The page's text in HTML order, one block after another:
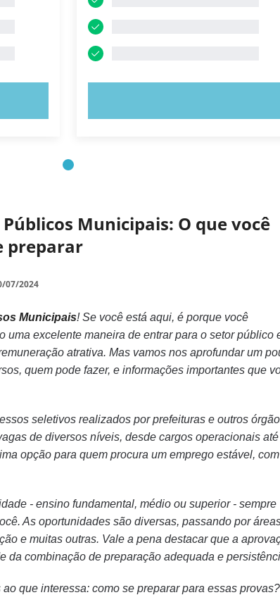
Municipais: O que você
preparar
07/2024
Municipais! Se você está aqui, é porque você
uma excelente maneira de entrar para o setor público
atrativa. Mas vamos nos aprofundar um
quem pode fazer, e informações importantes que
seletivos realizados por prefeituras e outros
de diversos níveis, desde cargos operacionais até
opção para quem procura um emprego estável, com
- ensino fundamental, médio ou superior - sempre
As oportunidades são diversas, passando por
e muitas outras. Vale a pena destacar que a
da combinação de preparação adequada e
que interessa: como se preparar para essas